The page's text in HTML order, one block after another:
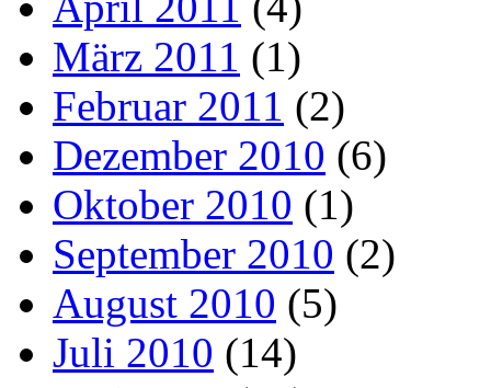
März 2011 (1)
Februar 2011 (2)
Dezember 2010 (6)
Oktober 2010 (1)
September 2010 (2)
August 2010 (5)
Juli 2010 (14)